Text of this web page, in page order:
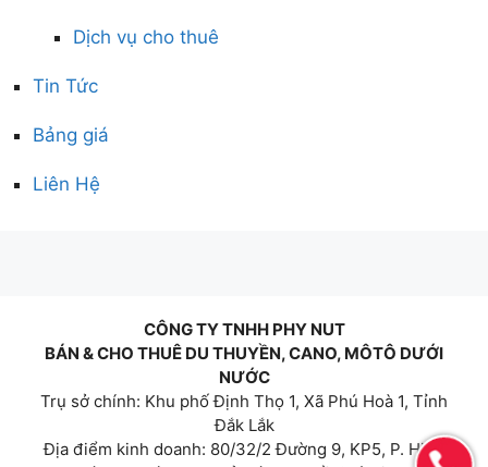
Dịch vụ cho thuê
Tin Tức
Bảng giá
Liên Hệ
CÔNG TY TNHH PHY NUT
BÁN & CHO THUÊ DU THUYỀN, CANO, MÔTÔ DƯỚI
NƯỚC
Trụ sở chính: Khu phố Định Thọ 1, Xã Phú Hoà 1, Tỉnh
Đắk Lắk
Địa điểm kinh doanh: 80/32/2 Đường 9, KP5, P. Hiệp